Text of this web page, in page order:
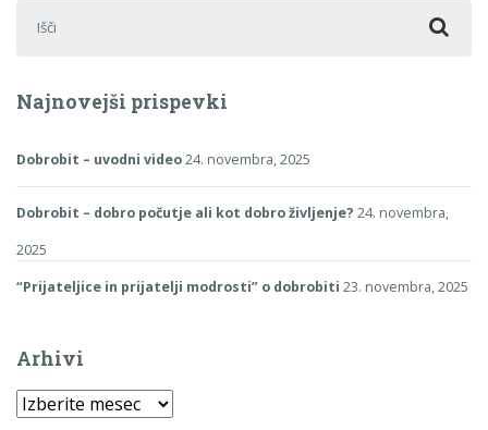
Najnovejši prispevki
Dobrobit – uvodni video24. novembra, 2025
Dobrobit – dobro počutje ali kot dobro življenje? 24. novembra,
2025
“Prijateljice in prijatelji modrosti” o dobrobiti 23. novembra, 2025
Arhivi
Arhivi